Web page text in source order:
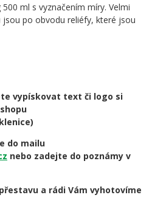
ml s vyznačením míry. Velmi
jsou po obvodu reliéfy, které jsou
vypískovat text či logo si
do mailu
nebo zadejte do poznámy v
a rádi Vám vyhotovíme